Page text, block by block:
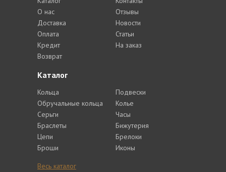
Каталог
Кольца
Обручальные кольца
Серьги
Браслеты
Цепи
Броши
Подвески
Колье
Часы
Бижутерия
Брелоки
Иконы
Весь каталог
О нас
Доставка
Оплата
Кредит
Возврат
Отзывы
Новости
Статьи
На заказ